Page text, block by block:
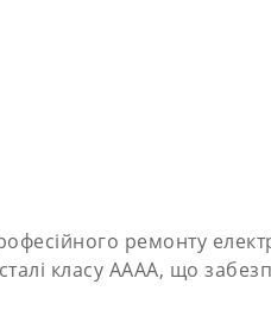
ремонту
класу AAAA, що